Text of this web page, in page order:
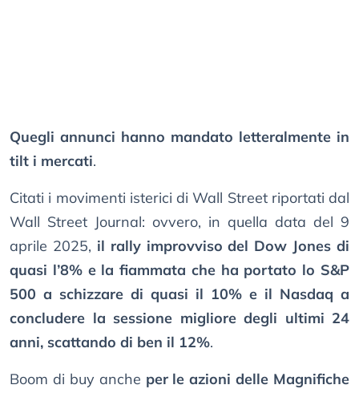
Quegli annunci hanno mandato letteralmente in
tilt i mercati.
Citati i movimenti isterici di Wall Street riportati dal
Wall Street Journal: ovvero, in quella data del 9
aprile 2025, il rally improvviso del Dow Jones di
quasi l’8% e la fiammata che ha portato lo S&P
500 a schizzare di quasi il 10% e il Nasdaq a
concludere la sessione migliore degli ultimi 24
anni, scattando di ben il 12%.
Boom di buy anche per le azioni delle Magnifiche